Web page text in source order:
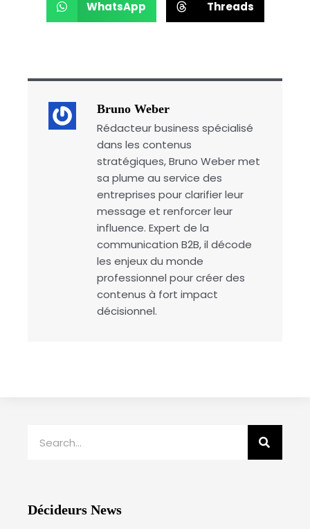
WhatsApp Threads
Bruno Weber
Rédacteur business spécialisé
dans les contenus
stratégiques, Bruno Weber met
sa plume au service des
entreprises pour clarifier leur
message et renforcer leur
influence. Expert de la
communication B2B, il décode
les enjeux du monde
professionnel pour créer des
contenus à fort impact
décisionnel.
Décideurs News